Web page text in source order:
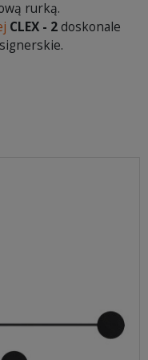
rurką.
CLEX - 2doskonale